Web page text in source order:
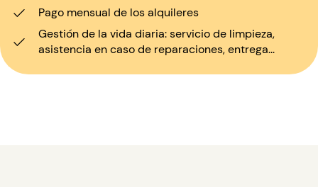
Pago mensual de los alquileres
Gestión de la vida diaria: servicio de limpieza,
asistencia en caso de reparaciones, entrega...